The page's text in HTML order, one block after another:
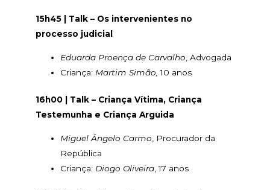
15h45 | Talk – Os intervenientes no
processo judicial
Eduarda Proença de Carvalho , Advogada
Criança: Martim Simão, 10 anos
16h00 | Talk – Criança Vítima, Criança
Testemunha e Criança Arguida
Miguel Ângelo Carmo , Procurador da
República
Criança: Diogo Oliveira , 17 anos